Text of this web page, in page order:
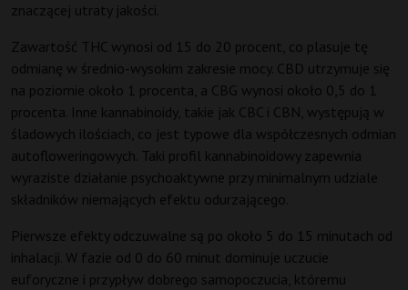
znaczącej utraty jakości.
Zawartość THC wynosi od 15 do 20 procent, co plasuje tę
odmianę w średnio-wysokim zakresie mocy. CBD utrzymuje się
na poziomie około 1 procenta, a CBG wynosi około 0,5 do 1
procenta. Inne kannabinoidy, takie jak CBC i CBN, występują w
śladowych ilościach, co jest typowe dla współczesnych odmian
autofloweringowych. Taki profil kannabinoidowy zapewnia
wyraziste działanie psychoaktywne przy minimalnym udziale
składników niemających efektu odurzającego.
Pierwsze efekty odczuwalne są po około 5 do 15 minutach od
inhalacji. W fazie od 0 do 60 minut dominuje uczucie
euforyczne i przypływ dobrego samopoczucia, któremu